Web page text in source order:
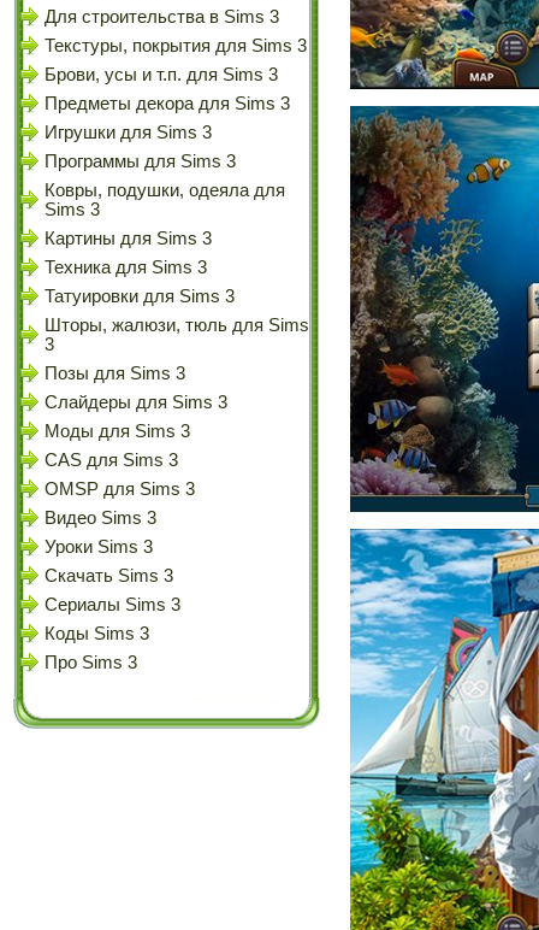
Для строительства в Sims 3
Текстуры, покрытия для Sims 3
Брови, усы и т.п. для Sims 3
Предметы декора для Sims 3
Игрушки для Sims 3
Программы для Sims 3
Ковры, подушки, одеяла для
Sims 3
Картины для Sims 3
Техника для Sims 3
Татуировки для Sims 3
Шторы, жалюзи, тюль для Sims
3
Позы для Sims 3
Слайдеры для Sims 3
Моды для Sims 3
CAS для Sims 3
OMSP для Sims 3
Видео Sims 3
Уроки Sims 3
Скачать Sims 3
Сериалы Sims 3
Коды Sims 3
Про Sims 3